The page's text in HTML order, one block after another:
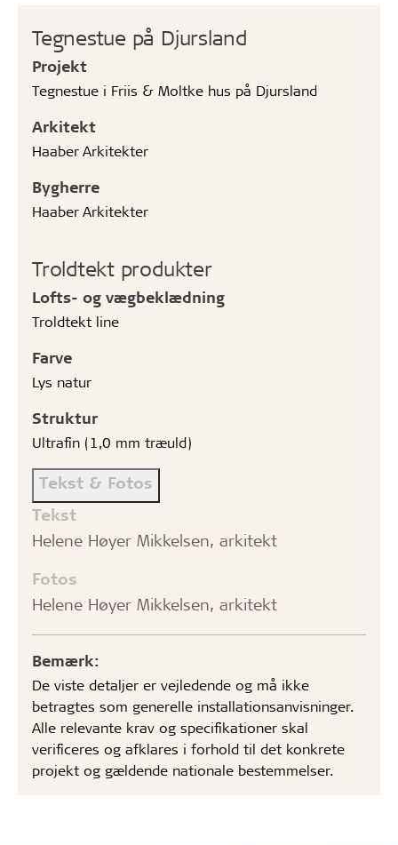
Tegnestue på Djursland
Projekt
Tegnestue i Friis & Moltke hus på Djursland
Arkitekt
Haaber Arkitekter
Bygherre
Haaber Arkitekter
Troldtekt produkter
Lofts- og vægbeklædning
Troldtekt line
Farve
Lys natur
Struktur
Ultrafin (1,0 mm træuld)
Tekst & Fotos
Tekst
Helene Høyer Mikkelsen, arkitekt
Fotos
Helene Høyer Mikkelsen, arkitekt
Bemærk:
De viste detaljer er vejledende og må ikke
betragtes som generelle installationsanvisninger.
Alle relevante krav og specifikationer skal
verificeres og afklares i forhold til det konkrete
projekt og gældende nationale bestemmelser.